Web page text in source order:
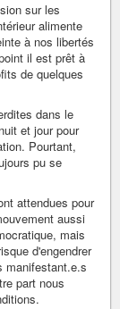
sur les
alimente
à nos libertés
il est prêt à
de quelques
dans le
et jour pour
Pourtant,
pu se
attendues pour
aussi
mais
d'engendrer
manifestant.e.s
part nous